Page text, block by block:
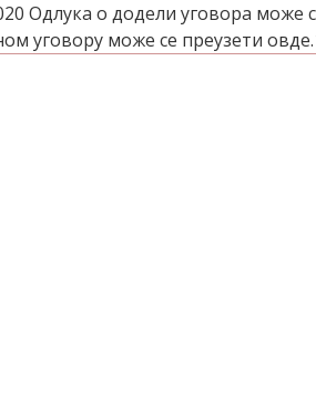
Одлука о додели уговора може
уговору може се преузети